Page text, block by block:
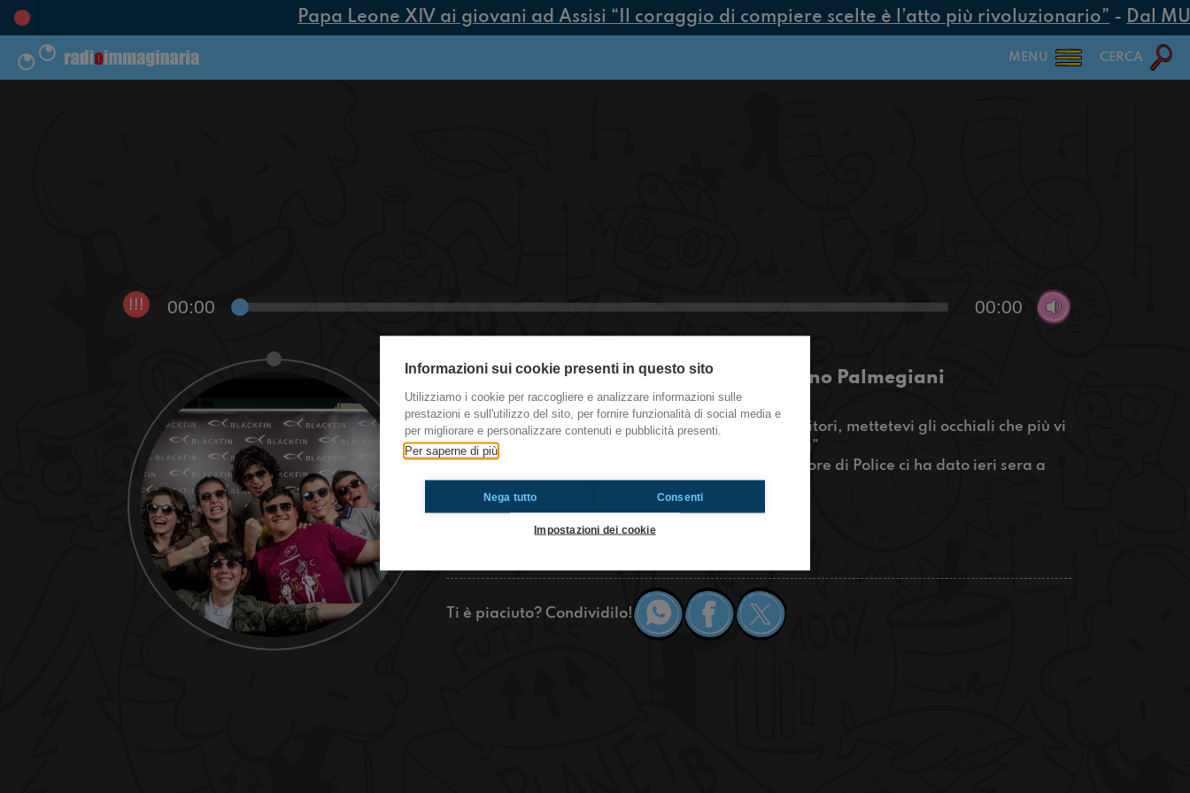
Papa Leone XIV ai giovani ad Assisi “Il coraggio di compiere scelte è l’atto più rivoluzionario”- Dal
MENU CERCA
!!! 00:00 00:00
#Blackfin day 1 - Paolo Seminara & Bruno Palmegiani
RadioImmaginaria Agordo
“Ragazzi, fregatevene dell'opinione dei vostri genitori, mettetevi gli occhiali che più vi
pare e piace, tanto loro seguiranno la vostra moda”
uno dei tanti consigli che Bruno Palmegiani, inventore di Police ci ha dato ieri sera a
‪#‎Blackfin‬, con loro uno spasso! ‪
#‎OkkinSu‬
Ti è piaciuto? Condividilo!
Informazioni sui cookie presenti in questo sito
Utilizziamo i cookie per raccogliere e analizzare informazioni sulle
prestazioni e sull'utilizzo del sito, per fornire funzionalità di social media e
per migliorare e personalizzare contenuti e pubblicità presenti.
Per saperne di più
Nega tutto Consenti
Impostazioni dei cookie